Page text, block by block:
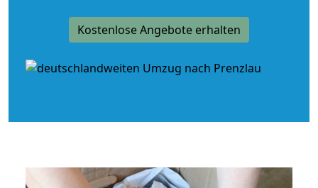
Kostenlose Angebote erhalten